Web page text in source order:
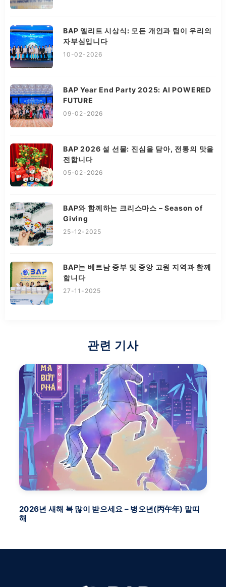
BAP 엘리트 시상식: 모든 개인과 팀이 우리의
자부심입니다
10-02-2026
BAP Year End Party 2025: AI POWERED
FUTURE
09-02-2026
BAP 2026 설 선물: 진심을 담아, 전통의 맛을
전합니다
05-02-2026
BAP와 함께하는 크리스마스 – Season of
Giving
25-12-2025
BAP는 베트남 중부 및 중앙 고원 지역과 함께
합니다
27-11-2025
관련 기사
2026년 새해 복 많이 받으세요 – 병오년(丙午年) 말띠
해